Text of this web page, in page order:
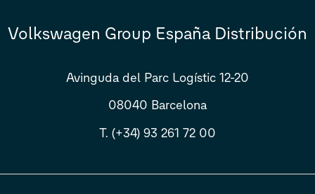
Volkswagen Group España Distribución
Avinguda del Parc Logístic 12-20
08040 Barcelona
T. (+34) 93 261 72 00